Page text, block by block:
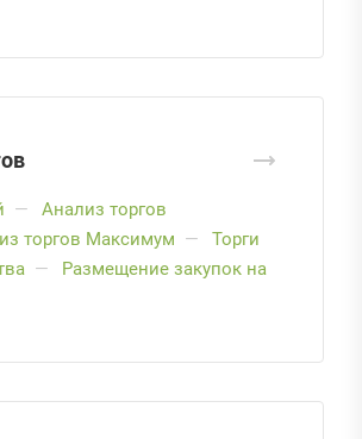
—
Анализ торгов
торгов Максимум —
Торги
—
Размещение закупок на